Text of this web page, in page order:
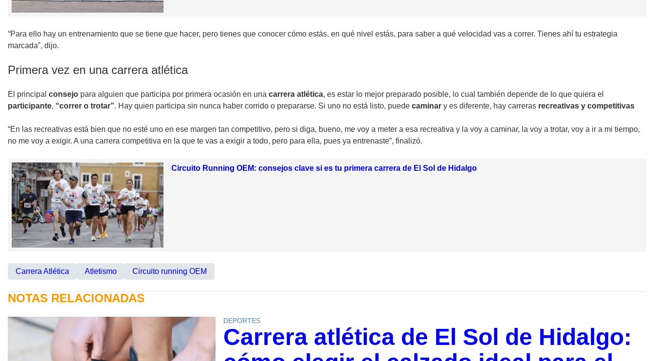
“Para ello hay un entrenamiento que se tiene que hacer, pero tienes que conocer cómo estás, en qué nivel estás, para saber a qué velocidad vas a correr. Tienes ahí tu estrategia
marcada”, dijo.
Primera vez en una carrera atlética
El principal consejo para alguien que participa por primera ocasión en una carrera atlética, es estar lo mejor preparado posible, lo cual también depende de lo que quiera el
participante, “correr o trotar”. Hay quien participa sin nunca haber corrido o prepararse. Si uno no está listo, puede caminar y es diferente, hay carreras recreativas y competitivas
“En las recreativas está bien que no esté uno en ese margen tan competitivo, pero si diga, bueno, me voy a meter a esa recreativa y la voy a caminar, la voy a trotar, voy a ir a mi tiempo,
no me voy a exigir. A una carrera competitiva en la que te vas a exigir a todo, pero para ella, pues ya entrenaste”, finalizó.
Circuito Running OEM: consejos clave si es tu primera carrera de El Sol de Hidalgo
Carrera Atlética Atletismo Circuito running OEM
NOTAS RELACIONADAS
DEPORTES
Carrera atlética de El Sol de Hidalgo: